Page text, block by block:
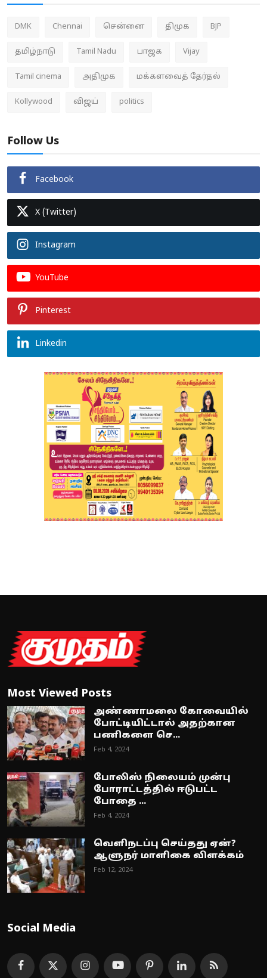
DMK Chennai சென்னை திமுக BJP
தமிழ்நாடு Tamil Nadu பாஜக Vijay
Tamil cinema அதிமுக மக்களவைத் தேர்தல்
Kollywood விஜய் politics
Follow Us
Facebook
X (Twitter)
Instagram
YouTube
Pinterest
Linkedin
Most Viewed Posts
அண்ணாமலை கோவையில்
போட்டியிட்டால் அதற்கான
பணிகளை செ...
Feb 4, 2024
போலிஸ் நிலையம் முன்பு
போராட்டத்தில் ஈடுபட்ட
போதை ...
Feb 4, 2024
வெளிநடப்பு செய்தது ஏன்?
ஆளுநர் மாளிகை விளக்கம்
Feb 12, 2024
Social Media